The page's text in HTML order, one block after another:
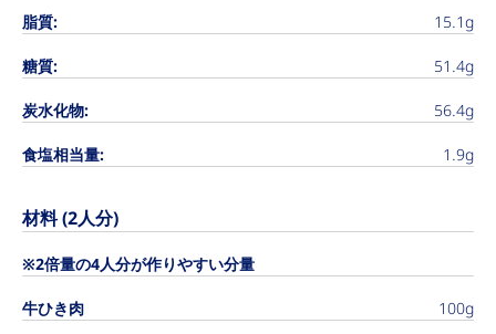
脂質:
15.1g
糖質:
51.4g
炭水化物:
56.4g
食塩相当量:
1.9g
材料 (2人分)
※2倍量の4人分が作りやすい分量
牛ひき肉
100g